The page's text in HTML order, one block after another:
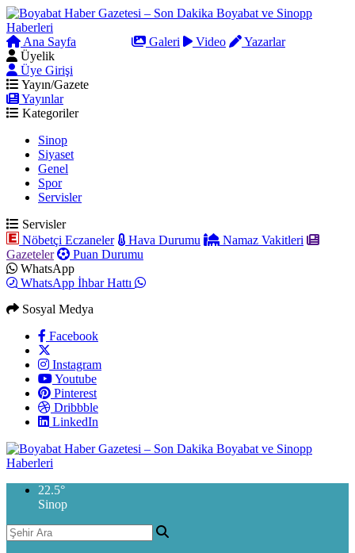
Ana Sayfa Galeri Video
Yazarlar
Üyelik
Üye Girişi
Yayın/Gazete
Yayınlar
Kategoriler
Sinop
Siyaset
Genel
Spor
Servisler
Servisler
Nöbetçi Eczaneler
Hava Durumu
Namaz Vakitleri
Gazeteler
Puan Durumu
WhatsApp
WhatsApp İhbar Hattı
Sosyal Medya
Facebook
Instagram
Youtube
Pinterest
Dribbble
LinkedIn
22.5°
Sinop